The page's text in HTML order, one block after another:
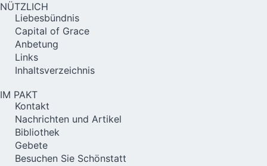
NÜTZLICH
Liebesbündnis
Capital of Grace
Anbetung
Links
Inhaltsverzeichnis
IM PAKT
Kontakt
Nachrichten und Artikel
Bibliothek
Gebete
Besuchen Sie Schönstatt